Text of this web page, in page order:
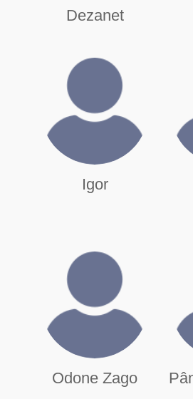
Dezanet
Igor
Odone Zago